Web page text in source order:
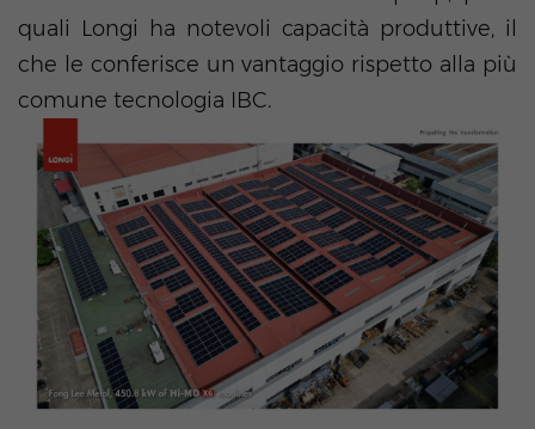
quali Longi ha notevoli capacità produttive, il
che le conferisce un vantaggio rispetto alla più
comune tecnologia IBC.